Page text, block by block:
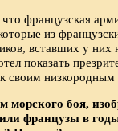
французская
из
вставших у них
показать
своим низкородным
морского боя,
французы в